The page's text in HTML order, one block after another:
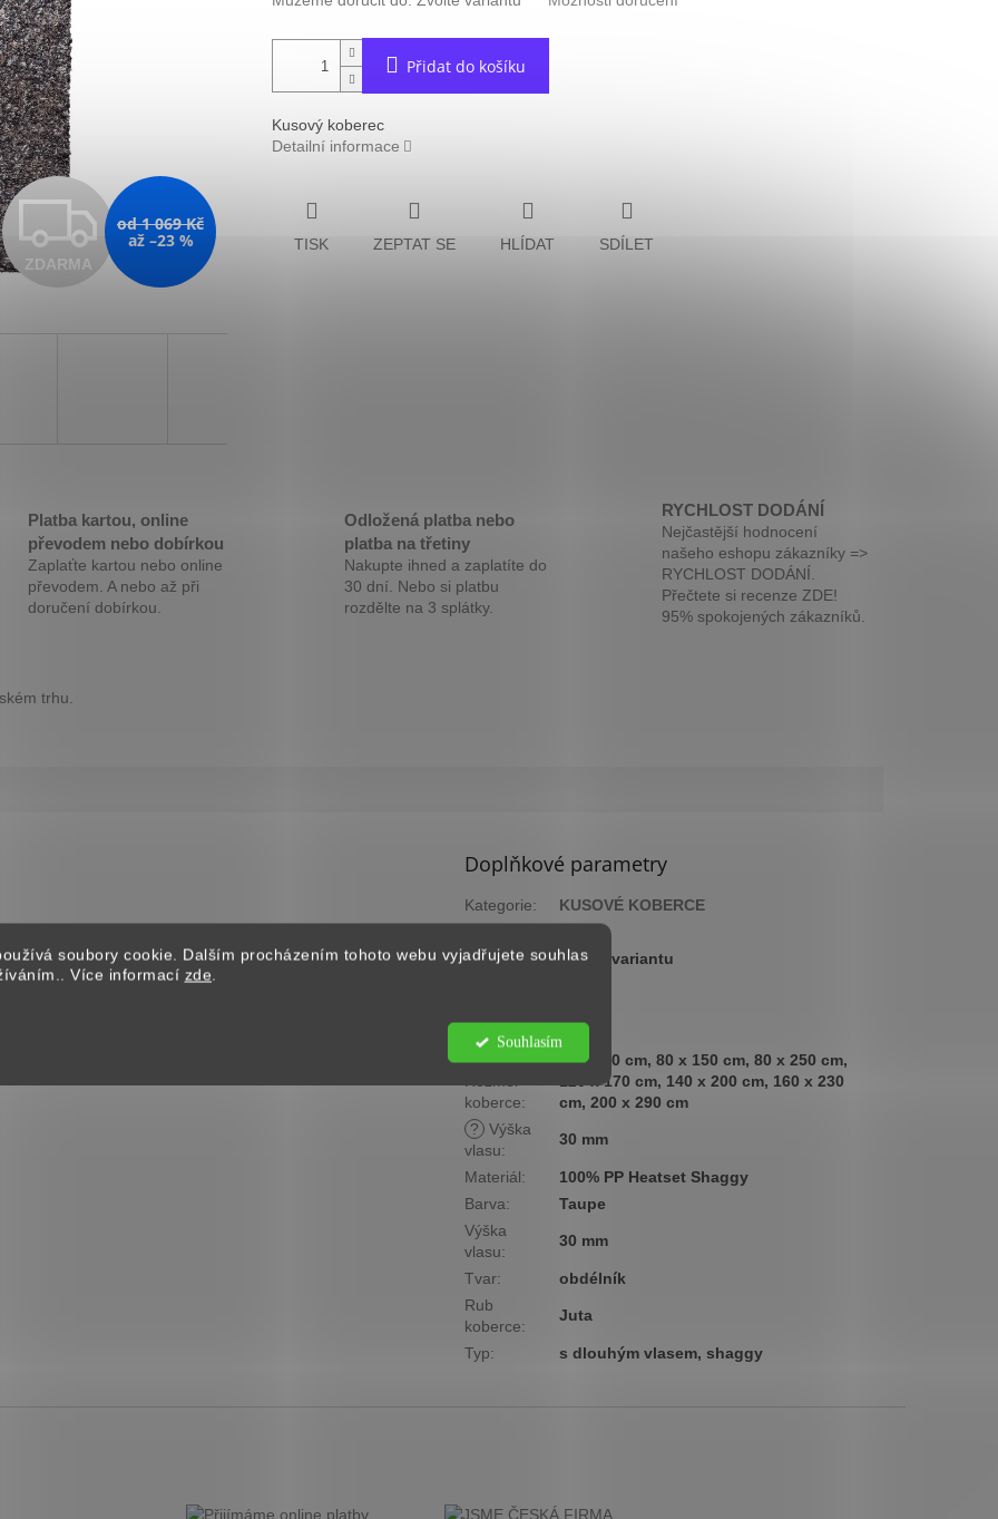
soubory cookie. Dalším procházením tohoto webu vyjadřujete souhlas
Více informací zde.
Souhlasím
Z
D
M
A
ZDARMA
od 1 069 Kč
až –23 %
Přidat do košíku
Kusový koberec
Detailní informace
TISK ZEPTAT SE HLÍDAT SDÍLET
Platba kartou, online
převodem nebo dobírkou
Zaplaťte kartou nebo online
převodem. A nebo až při
doručení dobírkou.
Odložená platba nebo
platba na třetiny
Nakupte ihned a zaplatíte do
30 dní. Nebo si platbu
rozdělte na 3 splátky.
RYCHLOST DODÁNÍ
Nejčastější hodnocení
našeho eshopu zákazníky =>
RYCHLOST DODÁNÍ.
Přečtete si recenze ZDE!
95% spokojených zákazníků.
trhu.
Doplňkové parametry
Kategorie:
KUSOVÉ KOBERCE
2 roky
EAN:
Zvolte variantu
skupina
:
Nízká
?
koberce:
60 x 110 cm, 80 x 150 cm, 80 x 250 cm,
120 x 170 cm, 140 x 200 cm, 160 x 230
cm, 200 x 290 cm
?
Výška
vlasu:
30 mm
Materiál:
100% PP Heatset Shaggy
Barva:
Taupe
Výška
vlasu:
30 mm
Tvar:
obdélník
Rub
koberce:
Juta
Typ: s dlouhým vlasem, shaggy